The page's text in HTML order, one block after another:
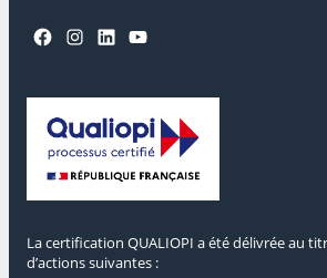
Facebook Instagram LinkedIn YouTube
La certification QUALIOPI a été délivrée au
d’actions suivantes :